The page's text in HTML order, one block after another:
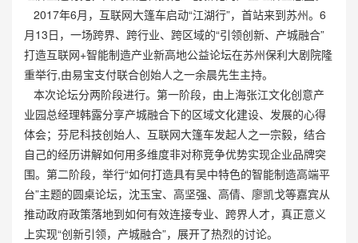
2017年6月，互联网大篷车启动“江湖行”，首站来到苏州。6
月13日，一场跨界、跨行业、跨区域的“引领创新、产城融合”
打造互联网+智能制造产业新高地公益论坛在苏州保利大剧院隆
重举行,由易宝支付联合创始人之一余晨先生主持。
本次论坛分两阶段进行。第一阶段，由上海张江文化创意产
业园总经理韩露分享产城融合下的区域文化建设、发展的心得
体会；芬尼科技创始人、互联网大篷车发起人之一宗毅，结合
自己的经历讲解如何用多维度非对称竞争优势实现企业品牌突
围。第二阶段，举行“如何打造具有吴中特色的智能制造高端平
台”主题的圆桌论坛，沈玉宝、高坚强、高倩、廖凯戈等嘉宾从
推动政府政策落地到如何有效连接专业、跨界人才，真正意义
上实现“创新引领，产城融合”，展开了热烈的讨论。